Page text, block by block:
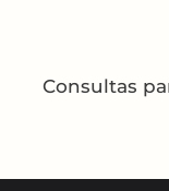
Consultas